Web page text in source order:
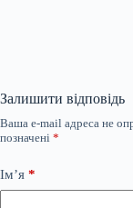
Залишити відповідь
Ваша e-mail адреса не
позначені *
Ім’я *